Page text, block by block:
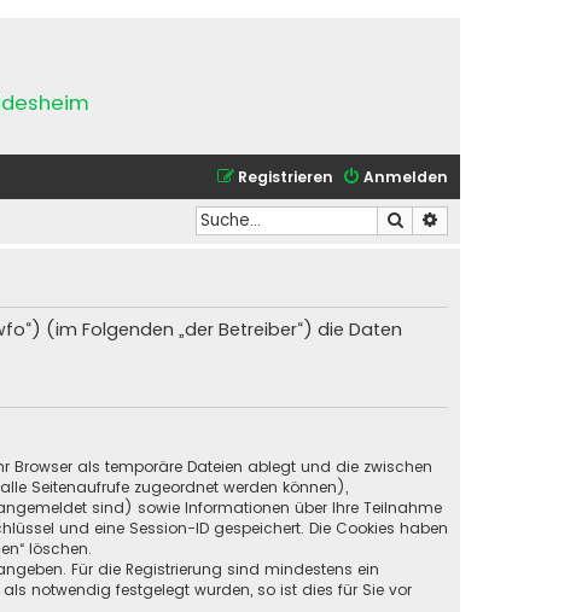
Anmelden
Registrieren
Suche
(im Folgenden „der Betreiber“) die Daten
Browser als temporäre Dateien ablegt und die zwischen
Seitenaufrufe zugeordnet werden können),
sind) sowie Informationen über Ihre Teilnahme
und eine Session-ID gespeichert. Die Cookies haben
löschen.
Für die Registrierung sind mindestens ein
notwendig festgelegt wurden, so ist dies für Sie vor